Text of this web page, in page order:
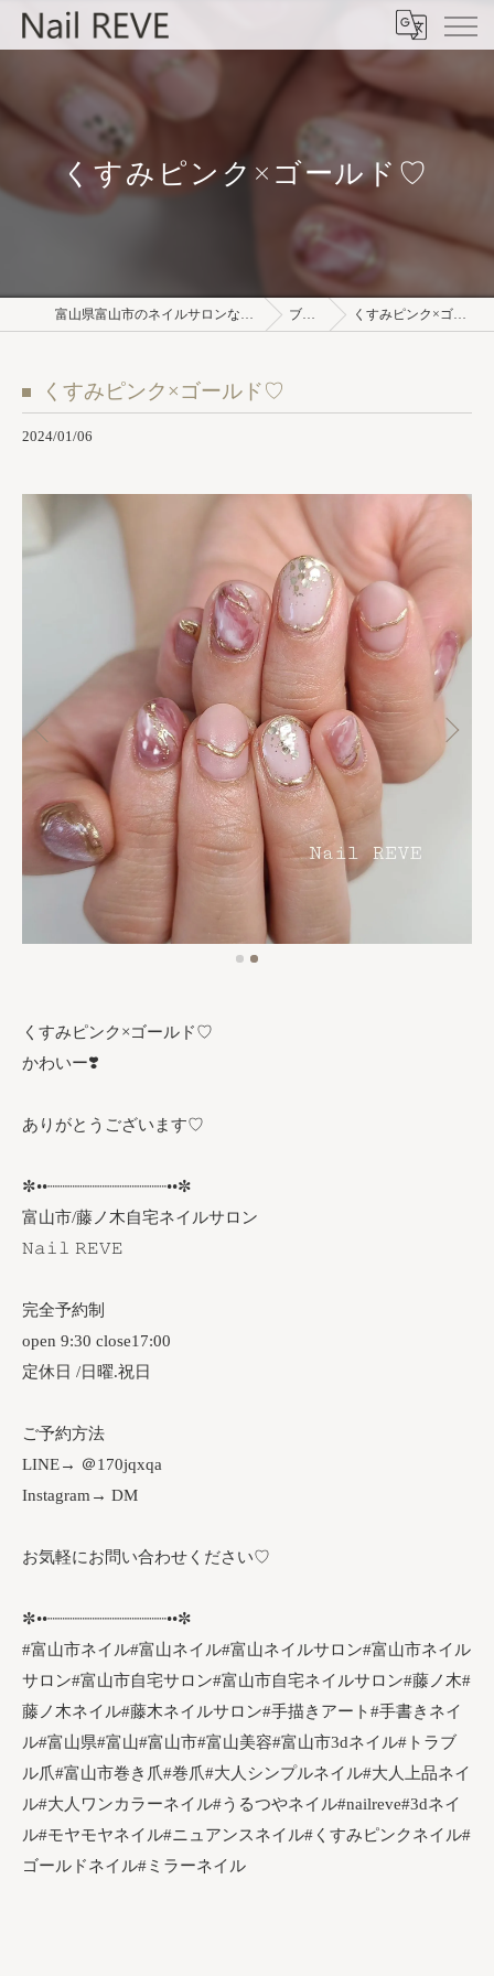
くすみピンク×ゴールド♡⁡
富山県富山市のネイルサロンならNail REVE ブログ くすみピンク×ゴールド♡⁡
くすみピンク×ゴールド♡⁡
2024/01/06
くすみピンク×ゴールド♡⁡
⁡⁡かわいー❣️
ありがとうございます♡
✼••┈┈┈┈┈┈┈┈┈┈┈┈••✼
富山市/藤ノ木自宅ネイルサロン
𝙽𝚊𝚒𝚕 𝚁𝙴𝚅𝙴
完全予約制
open 9:30 close17:00
定休日 /日曜.祝日
ご予約方法
LINE→ ＠170jqxqa
Instagram→ DM
お気軽にお問い合わせください♡
✼••┈┈┈┈┈┈┈┈┈┈┈┈••✼
#富山市ネイル#富山ネイル#富山ネイルサロン#富山市ネイル
サロン#富山市自宅サロン#富山市自宅ネイルサロン#藤ノ木#
藤ノ木ネイル#藤木ネイルサロン#手描きアート#手書きネイ
ル#富山県#富山#富山市#富山美容#富山市3dネイル#トラブ
ル爪#富山市巻き爪#巻爪#大人シンプルネイル#大人上品ネイ
ル#大人ワンカラーネイル#うるつやネイル#nailreve#3dネイ
ル#モヤモヤネイル#ニュアンスネイル#くすみピンクネイル#
ゴールドネイル#ミラーネイル